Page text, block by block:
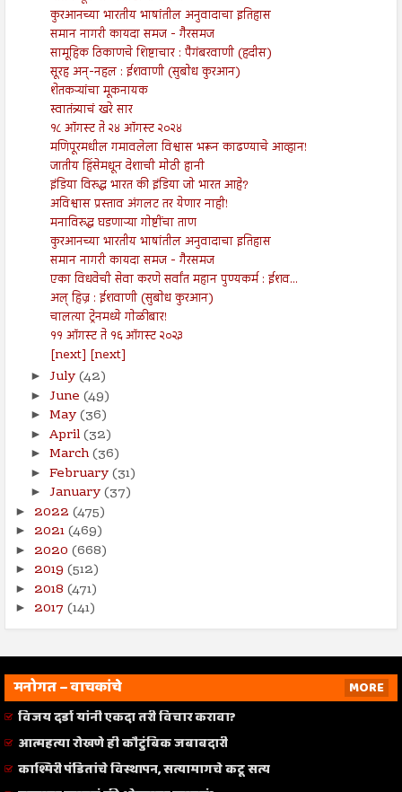
कुरआनच्या भारतीय भाषांतील अनुवादाचा इतिहास
समान नागरी कायदा समज - गैरसमज
सामूहिक ठिकाणचे शिष्टाचार : पैगंबरवाणी (हदीस)
सूरह अन्-नहल : ईशवाणी (सुबोध कुरआन)
शेतकऱ्यांचा मूकनायक
स्वातंत्र्याचं खरे सार
१८ ऑगस्ट ते २४ ऑगस्ट २०२४
मणिपूरमधील गमावलेला विश्वास भरून काढण्याचे आव्हान!
जातीय हिंसेमधून देशाची मोठी हानी
इंडिया विरुद्ध भारत की इंडिया जो भारत आहे?
अविश्वास प्रस्ताव अंगलट तर येणार नाही!
मनाविरुद्ध घडणाऱ्या गोष्टींचा ताण
कुरआनच्या भारतीय भाषांतील अनुवादाचा इतिहास
समान नागरी कायदा समज - गैरसमज
एका विधवेची सेवा करणे सर्वांत महान पुण्यकर्म : ईशव...
अल् हिज्र : ईशवाणी (सुबोध कुरआन)
चालत्या ट्रेनमध्ये गोळीबार!
११ ऑगस्ट ते १६ ऑगस्ट २०२३
[next] [next]
► July(42)
► June (49)
► May(36)
► April(32)
► March(36)
► February(31)
► January(37)
► 2022 (475)
► 2021(469)
► 2020 (668)
► 2019 (512)
► 2018 (471)
► 2017 (141)
मनोगत – वाचकांचे
MORE
विजय दर्डा यांनी एकदा तरी विचार करावा?
आत्महत्या रोखणे ही कौटुंबिक जबाबदारी
काश्मिरी पंडितांचे विस्थापन, सत्यामागचे कटू सत्य